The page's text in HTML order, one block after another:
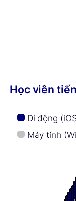
Học viên
Di động
Máy tính